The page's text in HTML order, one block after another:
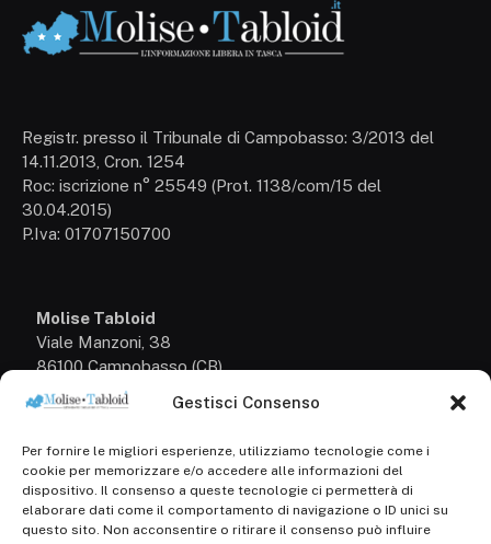
Gestisci Consenso
Per fornire le migliori esperienze, utilizziamo tecnologie come i
cookie per memorizzare e/o accedere alle informazioni del
dispositivo. Il consenso a queste tecnologie ci permetterà di
elaborare dati come il comportamento di navigazione o ID unici su
questo sito. Non acconsentire o ritirare il consenso può influire
Registr. presso il Tribunale di Campobasso: 3/2013 del
14.11.2013, Cron. 1254
Roc: iscrizione n° 25549 (Prot. 1138/com/15 del
30.04.2015)
P.Iva: 01707150700
Molise Tabloid
Viale Manzoni, 38
86100 Campobasso (CB)
+39 3333169466
Scrivici a:
info@molisetabloid.it
commerciale@molisetabloid.it